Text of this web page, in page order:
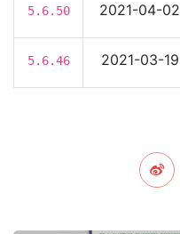
5.6.50 2021-04-02
5.6.46 2021-03-19